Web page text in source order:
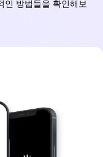
인 방법들을 확인해보